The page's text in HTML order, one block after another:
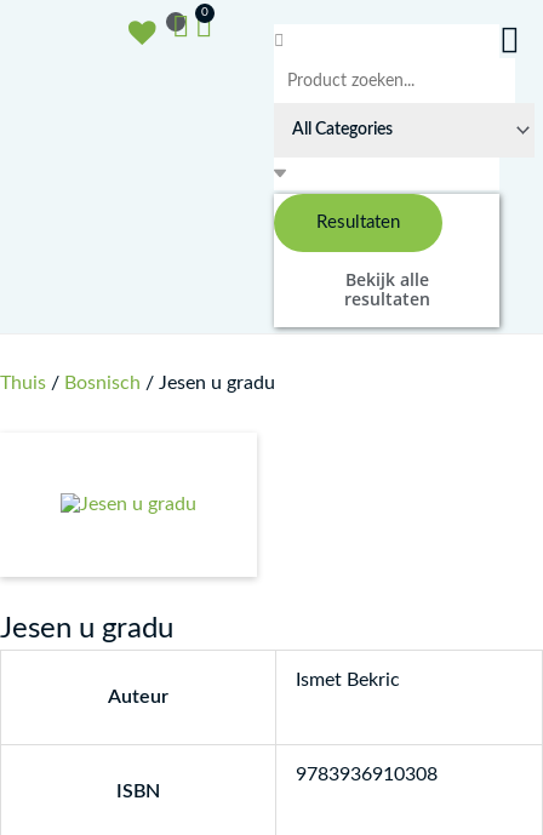
Search
Resultaten
Bekijk alle
resultaten
0
Winkelwagen
Thuis / Bosnisch / Jesen u gradu
Jesen u gradu
Auteur
Ismet Bekric
ISBN
9783936910308